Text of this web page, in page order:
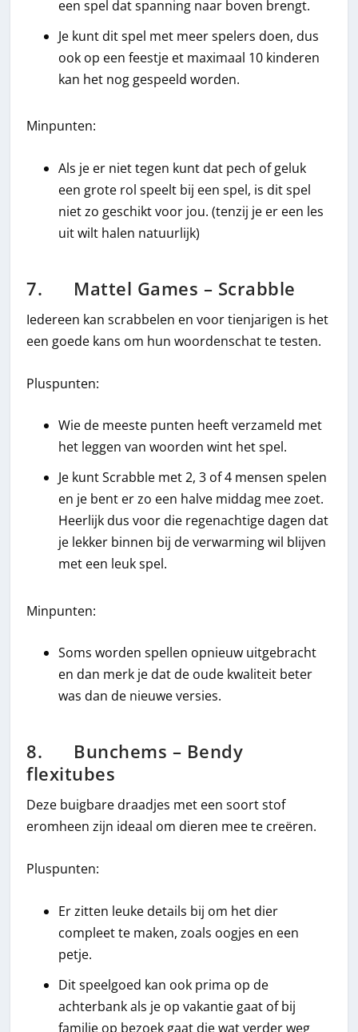
een spel dat spanning naar boven brengt.
Je kunt dit spel met meer spelers doen, dus
ook op een feestje et maximaal 10 kinderen
kan het nog gespeeld worden.
Minpunten:
Als je er niet tegen kunt dat pech of geluk
een grote rol speelt bij een spel, is dit spel
niet zo geschikt voor jou. (tenzij je er een les
uit wilt halen natuurlijk)
7. Mattel Games – Scrabble
Iedereen kan scrabbelen en voor tienjarigen is het
een goede kans om hun woordenschat te testen.
Pluspunten:
Wie de meeste punten heeft verzameld met
het leggen van woorden wint het spel.
Je kunt Scrabble met 2, 3 of 4 mensen spelen
en je bent er zo een halve middag mee zoet.
Heerlijk dus voor die regenachtige dagen dat
je lekker binnen bij de verwarming wil blijven
met een leuk spel.
Minpunten:
Soms worden spellen opnieuw uitgebracht
en dan merk je dat de oude kwaliteit beter
was dan de nieuwe versies.
8. Bunchems – Bendy
flexitubes
Deze buigbare draadjes met een soort stof
eromheen zijn ideaal om dieren mee te creëren.
Pluspunten:
Er zitten leuke details bij om het dier
compleet te maken, zoals oogjes en een
petje.
Dit speelgoed kan ook prima op de
achterbank als je op vakantie gaat of bij
familie op bezoek gaat die wat verder weg